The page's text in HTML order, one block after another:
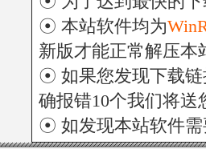
☉ 本站软件均为
新版才能正常解压本
☉ 如果您发现下载链
确报错10个我们将送
☉ 如发现本站软件